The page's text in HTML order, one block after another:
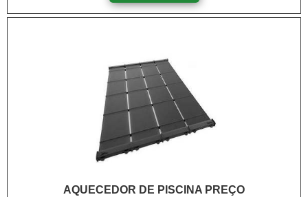
piscina; Por placas coletoras de piscina, que são
temperatura. O cont....
AQUECEDOR DE PISCINA PREÇO